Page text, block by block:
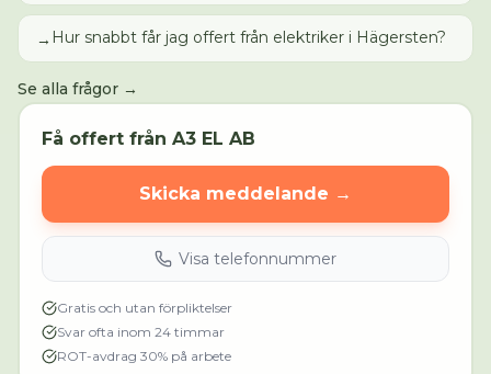
→ Hur snabbt får jag offert från elektriker i Hägersten?
Se alla frågor →
Få offert från A3 EL AB
Skicka meddelande →
Visa telefonnummer
Gratis och utan förpliktelser
Svar ofta inom 24 timmar
ROT-avdrag 30% på arbete